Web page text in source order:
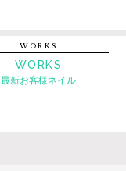
WORKS
WORKS
最新お客様ネイル